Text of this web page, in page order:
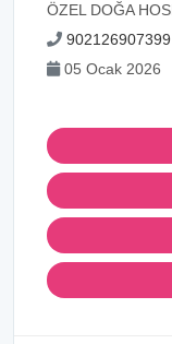
ÖZEL DOĞA
902126907399
05 Ocak 2026